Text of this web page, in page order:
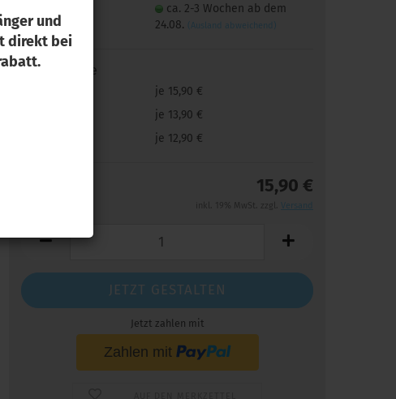
und
direkt bei
Passwort vergessen?
ca. 2-3 Wochen ab dem
24.08.
(Ausland abweichend)
Staffelpreise
je 15,90 €
je 13,90 €
je 12,90 €
15,90 €
Versand
JETZT GESTALTEN
Jetzt zahlen mit